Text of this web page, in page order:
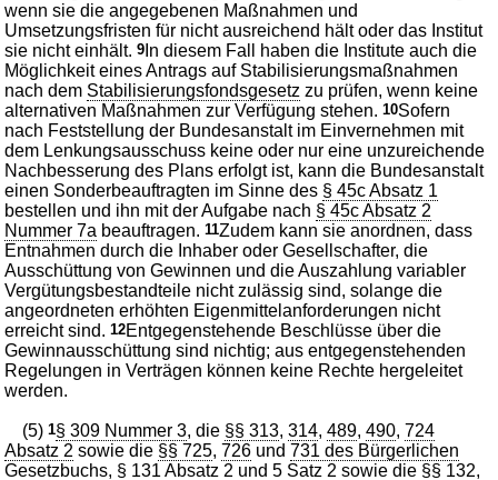
wenn sie die angegebenen Maßnahmen und
Umsetzungsfristen für nicht ausreichend hält oder das Institut
sie nicht einhält.9 In diesem Fall haben die Institute auch die
Möglichkeit eines Antrags auf Stabilisierungsmaßnahmen
nach dem Stabilisierungsfondsgesetz zu prüfen, wenn keine
alternativen Maßnahmen zur Verfügung stehen.10Sofern
nach Feststellung der Bundesanstalt im Einvernehmen mit
dem Lenkungsausschuss keine oder nur eine unzureichende
Nachbesserung des Plans erfolgt ist, kann die Bundesanstalt
einen Sonderbeauftragten im Sinne des § 45c Absatz 1
bestellen und ihn mit der Aufgabe nach § 45c Absatz 2
Nummer 7a beauftragen.11Zudem kann sie anordnen, dass
Entnahmen durch die Inhaber oder Gesellschafter, die
Ausschüttung von Gewinnen und die Auszahlung variabler
Vergütungsbestandteile nicht zulässig sind, solange die
angeordneten erhöhten Eigenmittelanforderungen nicht
erreicht sind.12Entgegenstehende Beschlüsse über die
Gewinnausschüttung sind nichtig; aus entgegenstehenden
Regelungen in Verträgen können keine Rechte hergeleitet
werden.
(5)1§ 309 Nummer 3, die §§ 313,314,489,490,724
Absatz 2 sowie die §§ 725,726 und731 des Bürgerlichen
Gesetzbuchs, § 131 Absatz 2 und 5 Satz 2 sowie die §§ 132,